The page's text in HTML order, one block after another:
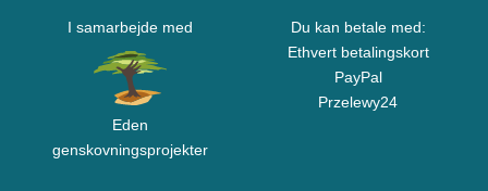
I samarbejde med
Eden
genskovningsprojekter
Du kan betale med:
Ethvert betalingskort
PayPal
Przelewy24